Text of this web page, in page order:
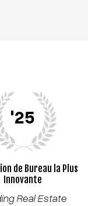
'25
de Bureau la Plus
Innovante
Real Estate